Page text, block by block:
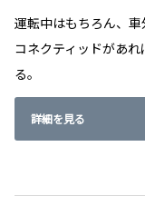
運転中はもちろん、
コネクティッドがあ
る。
詳細を見る